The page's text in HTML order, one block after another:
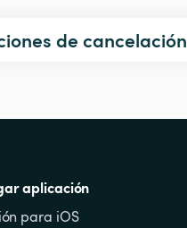
de cancelación
aplicación
para iOS